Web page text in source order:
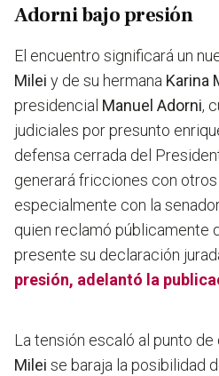
Adorni bajo presión
El encuentro significará un
Milei y de su hermana Karina
presidencial Manuel Adorni,
judiciales por presunto
defensa cerrada del
generará fricciones con
especialmente con la
quien reclamó públicamente
presente su declaración
presión, adelantó la
La tensión escaló al punto
Milei se baraja la posibilidad